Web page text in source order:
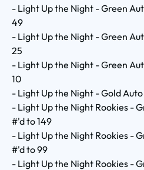
- Light Up the Night - Green
49
- Light Up the Night - Green
25
- Light Up the Night - Green
10
- Light Up the Night - Gold
- Light Up the Night Rookies -
#'d to 149
- Light Up the Night Rookies -
#'d to 99
- Light Up the Night Rookies -